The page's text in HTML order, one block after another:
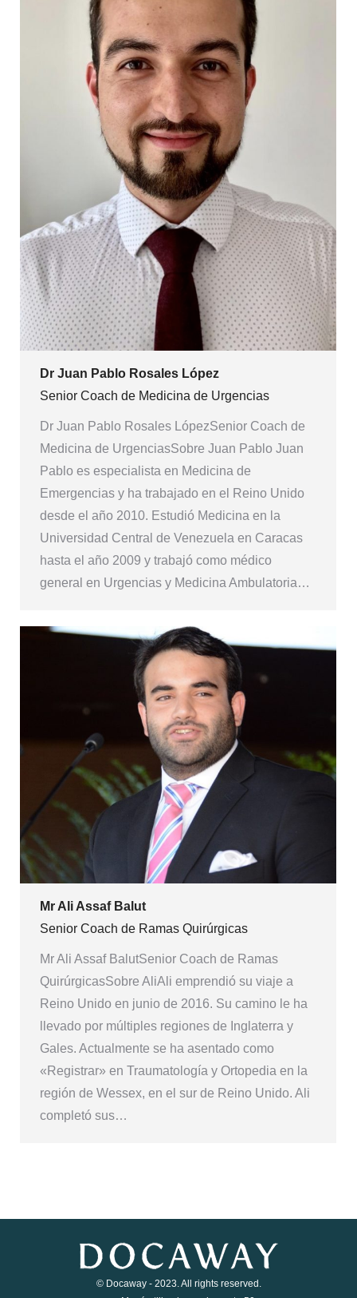
Dr Juan Pablo Rosales López
Senior Coach de Medicina de Urgencias
Dr Juan Pablo Rosales LópezSenior Coach de
Medicina de UrgenciasSobre Juan Pablo Juan
Pablo es especialista en Medicina de
Emergencias y ha trabajado en el Reino Unido
desde el año 2010. Estudió Medicina en la
Universidad Central de Venezuela en Caracas
hasta el año 2009 y trabajó como médico
general en Urgencias y Medicina Ambulatoria…
Mr Ali Assaf Balut
Senior Coach de Ramas Quirúrgicas
Mr Ali Assaf BalutSenior Coach de Ramas
QuirúrgicasSobre AliAli emprendió su viaje a
Reino Unido en junio de 2016. Su camino le ha
llevado por múltiples regiones de Inglaterra y
Gales. Actualmente se ha asentado como
«Registrar» en Traumatología y Ortopedia en la
región de Wessex, en el sur de Reino Unido. Ali
completó sus…
© Docaway - 2023. All rights reserved.